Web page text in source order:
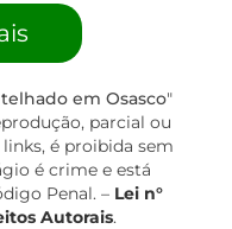
em Osasco"
parcial ou
é proibida sem
é crime e está
Penal. – Lei n°
Autorais.